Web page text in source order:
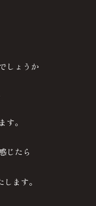
しょうか
。
じたら
ます。